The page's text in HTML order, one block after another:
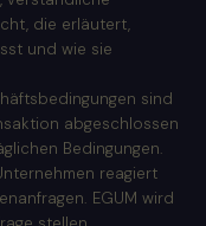
die erläutert,
und wie sie
sind
abgeschlossen
Bedingungen.
reagiert
EGUM wird